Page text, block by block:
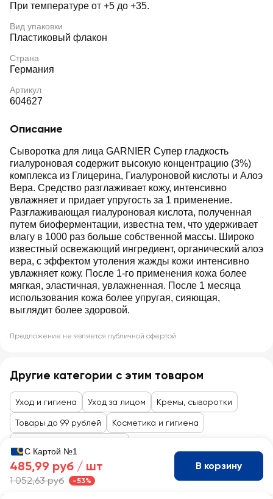
При температуре от +5 до +35.
Вид упаковки
Пластиковый флакон
Страна
Германия
Артикул
604627
Описание
Сыворотка для лица GARNIER Супер гладкость
гиалуроновая содержит высокую концентрацию (3%)
комплекса из Глицерина, Гиалуроновой кислоты и Алоэ
Вера. Средство разглаживает кожу, интенсивно
увлажняет и придает упругость за 1 применение.
Разглаживающая гиалуроновая кислота, полученная
путем биоферментации, известна тем, что удерживает
влагу в 1000 раз больше собственной массы. Широко
известный освежающий ингредиент, органический алоэ
вера, с эффектом утоления жажды кожи интенсивно
увлажняет кожу. После 1-го применения кожа более
мягкая, эластичная, увлажненная. После 1 месяца
использования кожа более упругая, сияющая,
выглядит более здоровой.
Предложение не является публичной офертой
Другие категории с этим товаром
Уход и гигиена Уход за лицом Кремы, сыворотки
Товары до 99 рублей Косметика и гигиена
С Картой №1
485,99 руб / шт
1 052,63 руб -53%
В корзину